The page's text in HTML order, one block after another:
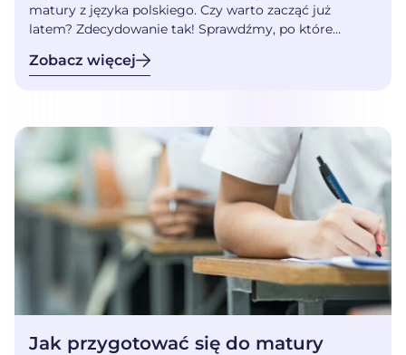
matury z języka polskiego. Czy warto zacząć już
latem? Zdecydowanie tak! Sprawdźmy, po które
dni. Maturalne lektury na wakacje – czy warto już
zabierzesz się za […]
Zobacz więcej
Jak przygotować się do matury